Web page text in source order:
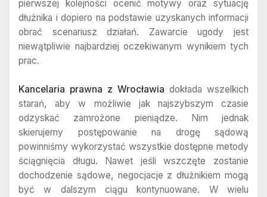
pierwszej kolejności ocenić motywy oraz sytuację
dłużnika i dopiero na podstawie uzyskanych informacji
obrać scenariusz działań. Zawarcie ugody jest
niewątpliwie najbardziej oczekiwanym wynikiem tych
prac.
Kancelaria prawna z Wrocławia dokłada wszelkich
starań, aby w możliwie jak najszybszym czasie
odzyskać zamrożone pieniądze. Nim jednak
skierujemy postępowanie na drogę sądową
powinniśmy wykorzystać wszystkie dostępne metody
ściągnięcia długu. Nawet jeśli wszczęte zostanie
dochodzenie sądowe, negocjacje z dłużnikiem mogą
być w dalszym ciągu kontynuowane. W wielu